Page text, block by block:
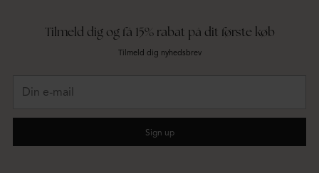
Tilmeld dig og få 15% rabat på dit første køb
Tilmeld dig nyhedsbrev
Sign up